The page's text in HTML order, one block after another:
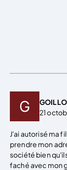
21
J'ai autorisé ma
prendre mon
société bien
faché avec mon